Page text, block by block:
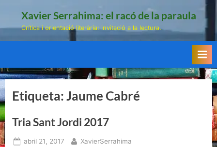
Xavier Serrahima: el racó de la paraula
Crítica i orientació literària: invitació a la lectura.
Etiqueta:Jaume Cabré
Tria Sant Jordi 2017
Posted
abril 21, 2017 By
XavierSerrahima